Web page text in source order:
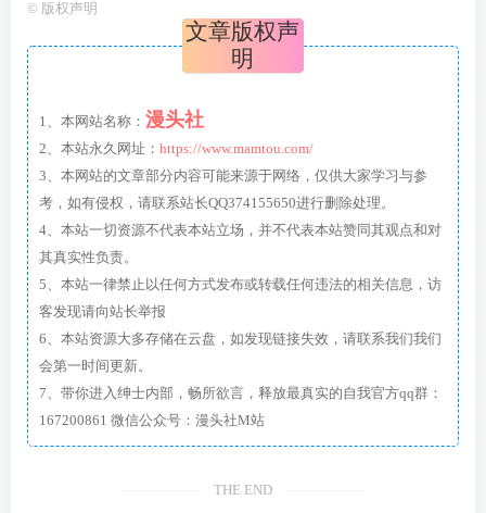
© 版权声明
文章版权声
明
1、本网站名称： 漫头社
2、本站永久网址： https://www.mamtou.com/
3、本网站的文章部分内容可能来源于网络，仅供大家学习与参
考，如有侵权，请联系站长QQ374155650进行删除处理。
4、本站一切资源不代表本站立场，并不代表本站赞同其观点和对
其真实性负责。
5、本站一律禁止以任何方式发布或转载任何违法的相关信息，访
客发现请向站长举报
6、本站资源大多存储在云盘，如发现链接失效，请联系我们我们
会第一时间更新。
7、带你进入绅士内部，畅所欲言，释放最真实的自我官方qq群：
167200861 微信公众号：漫头社M站
THE END